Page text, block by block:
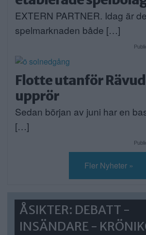
EXTERN PARTNER. Idag är
spelmarknaden både […]
Flotte utanför
upprör
Sedan början av juni har en
[…]
Fler Nyheter »
ÅSIKTER: DEBATT -
INSÄNDARE -